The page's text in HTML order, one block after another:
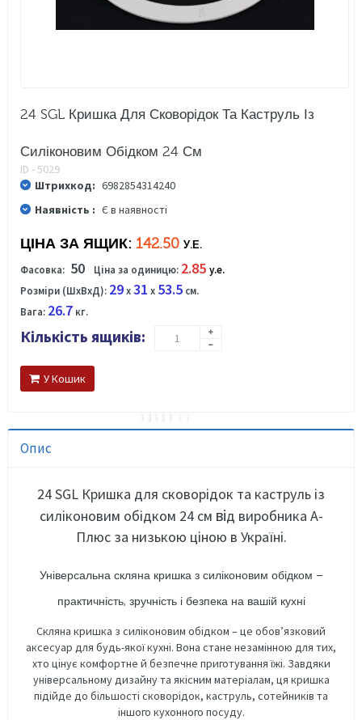
24 SGL Кришка Для Сковорідок Та Каструль Із
Силіконовим Обідком 24 См
ID - 5029
Штрихкод: 6982854314240
Наявність : Є в наявності
ЦІНА ЗА ЯЩИК: 142.50 У.Е.
Фасовка: 50 Ціна за одиницю: 2.85 у.е.
Розміри (ШхВхД): 29x31 x 53.5 см.
Вага: 26.7 кг.
Кількість ящиків:
У Кошик
Опис
24 SGL Кришка для сковорідок та каструль із
силіконовим обідком 24 см від виробника А-
Плюс за низькою ціною в Україні.
Універсальна скляна кришка з силіконовим обідком –
практичність, зручність і безпека на вашій кухні
Скляна кришка з силіконовим обідком – це обов’язковий
аксесуар для будь-якої кухні. Вона стане незамінною для тих,
хто цінує комфортне й безпечне приготування їжі. Завдяки
універсальному дизайну та якісним матеріалам, ця кришка
підійде до більшості сковорідок, каструль, сотейників та
іншого кухонного посуду.